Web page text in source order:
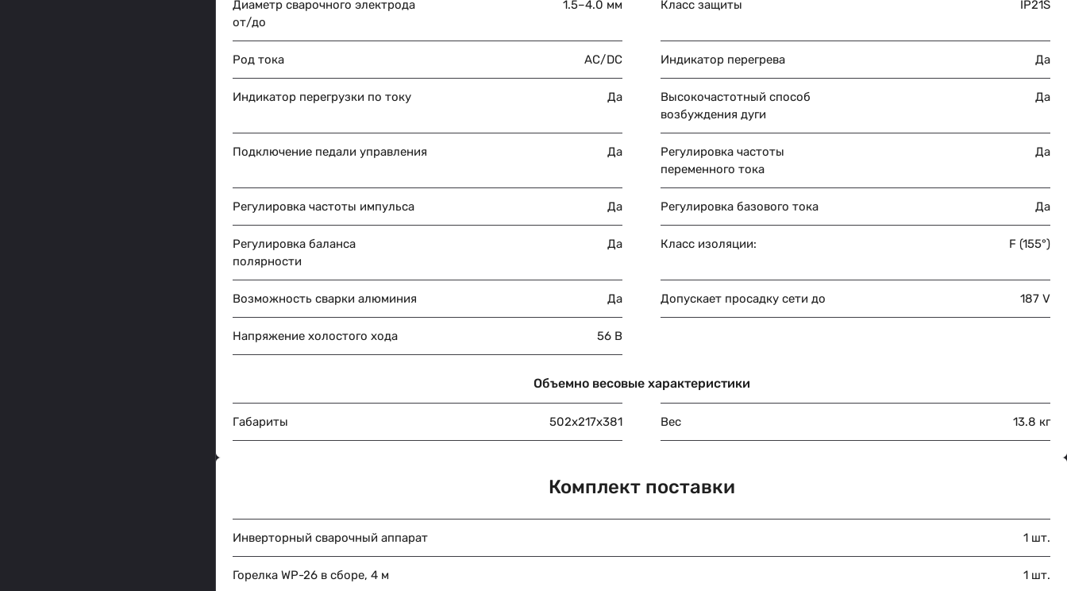
Диаметр сварочного электрода
от/до
1.5–4.0 мм Класс защиты IP21S
Род тока AC/DC Индикатор перегрева Да
Индикатор перегрузки по току Да
Высокочастотный способ
возбуждения дуги
Да
Подключение педали управления Да
Регулировка частоты
переменного тока
Да
Регулировка частоты импульса Да Регулировка базового тока Да
Регулировка баланса
полярности
Да Класс изоляции: F (155°)
Возможность сварки алюминия Да Допускает просадку сети до 187 V
Напряжение холостого хода 56 В
Объемно весовые характеристики
Габариты 502x217x381 Вес 13.8 кг
Комплект поставки
Инверторный сварочный аппарат 1 шт.
Горелка WP-26 в сборе, 4 м 1 шт.